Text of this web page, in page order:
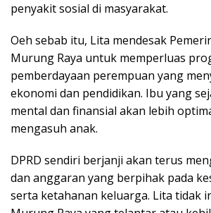
penyakit sosial di masyarakat.
Oeh sebab itu, Lita mendesak
Murung Raya untuk memperluas
pemberdayaan perempuan yang
ekonomi dan pendidikan. Ibu yang
mental dan finansial akan lebih
mengasuh anak.
DPRD sendiri berjanji akan terus
dan anggaran yang berpihak pada
serta ketahanan keluarga. Lita tidak